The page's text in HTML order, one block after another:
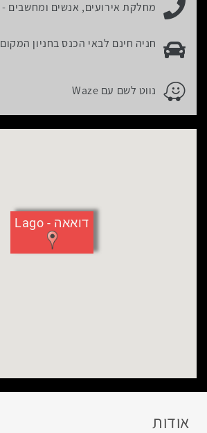
מחלקת אירועים, אנשים ומחשבים -
פרטי החניה במקום האירוע:
חניה חינם לבאי הכנס בחניון המקום
נווט לשם עם Waze
כדי
מעל
דואאה - Lago
אודות